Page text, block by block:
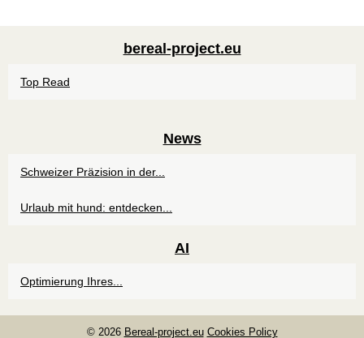
bereal-project.eu
Top Read
News
Schweizer Präzision in der...
Urlaub mit hund: entdecken...
AI
Optimierung Ihres...
© 2026 Bereal-project.eu Cookies Policy